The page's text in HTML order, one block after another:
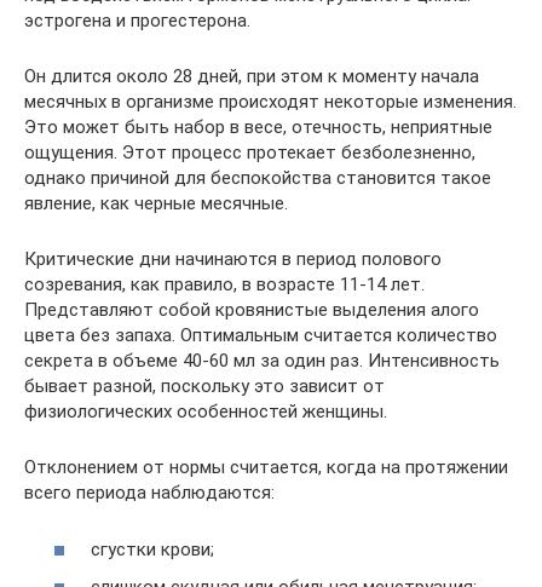
эстрогена и прогестерона.
Он длится около 28 дней, при этом к моменту начала
месячных в организме происходят некоторые изменения.
Это может быть набор в весе, отечность, неприятные
ощущения. Этот процесс протекает безболезненно,
однако причиной для беспокойства становится такое
явление, как черные месячные.
Критические дни начинаются в период полового
созревания, как правило, в возрасте 11-14 лет.
Представляют собой кровянистые выделения алого
цвета без запаха. Оптимальным считается количество
секрета в объеме 40-60 мл за один раз. Интенсивность
бывает разной, поскольку это зависит от
физиологических особенностей женщины.
Отклонением от нормы считается, когда на протяжении
всего периода наблюдаются:
сгустки крови;